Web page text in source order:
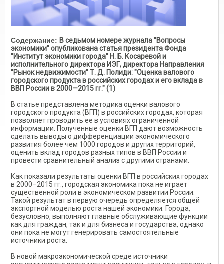
Содержание: В седьмом номере журнала "Вопросы
экономики" опубликована статья президента Фонда
"Институт экономики города" Н. Б. Косаревой и
исполнительного директора ИЭГ, директора Направления
"Рынок недвижимости" Т. Д. Полиди: "Оценка валового
городского продукта в российских городах и его вклада в
ВВП России в 2000—2015 гг." (1)
В статье представлена методика оценки валового
городского продукта (ВГП) в российских городах, которая
позволяет проводить ее в условиях ограниченной
информации. Полученные оценки ВГП дают возможность
сделать выводы о дифференциации экономического
развития более чем 1000 городов и других территорий,
оценить вклад городов разных типов в ВВП России и
провести сравнительный анализ с другими странами.
Как показали результаты оценки ВГП в российских городах
в 2000–2015 гг., городская экономика пока не играет
существенной роли в экономическом развитии России.
Такой результат в первую очередь определяется общей
экспортной моделью роста нашей экономики. Города,
безусловно, выполняют главные обслуживающие функции
как для граждан, так и для бизнеса и государства, однако
они пока не могут генерировать самостоятельные
источники роста.
В новой макроэкономической среде источники